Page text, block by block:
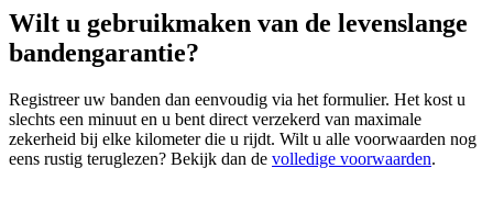
Wilt u gebruikmaken van de levenslange
bandengarantie?
Registreer uw banden dan eenvoudig via het formulier. Het kost u
slechts een minuut en u bent direct verzekerd van maximale
zekerheid bij elke kilometer die u rijdt. Wilt u alle voorwaarden nog
eens rustig teruglezen? Bekijk dan de volledige voorwaarden.